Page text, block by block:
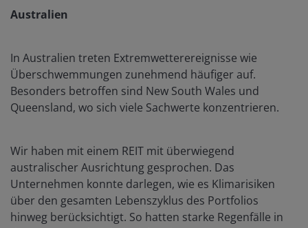
Australien
In Australien treten Extremwetterereignisse wie
Überschwemmungen zunehmend häufiger auf.
Besonders betroffen sind New South Wales und
Queensland, wo sich viele Sachwerte konzentrieren.
Wir haben mit einem REIT mit überwiegend
australischer Ausrichtung gesprochen. Das
Unternehmen konnte darlegen, wie es Klimarisiken
über den gesamten Lebenszyklus des Portfolios
hinweg berücksichtigt. So hatten starke Regenfälle in